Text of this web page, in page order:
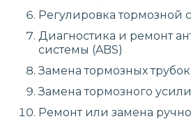
Регулировка тормозной
Диагностика и ремонт
системы (ABS)
Замена тормозных трубок
Замена тормозного
Ремонт или замена